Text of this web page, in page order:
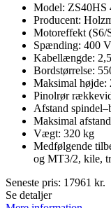
Model: ZS40HS
Producent:
Motoreffekt (S6/
Spænding: 400 V
Kabellængde:
Bordstørrelse:
Maksimal højde:
Pinolrør
Afstand
Maksimal
Vægt: 320 kg
Medfølgende
og MT3/2, kile,
Seneste pris: 17961 kr.
Se detaljer